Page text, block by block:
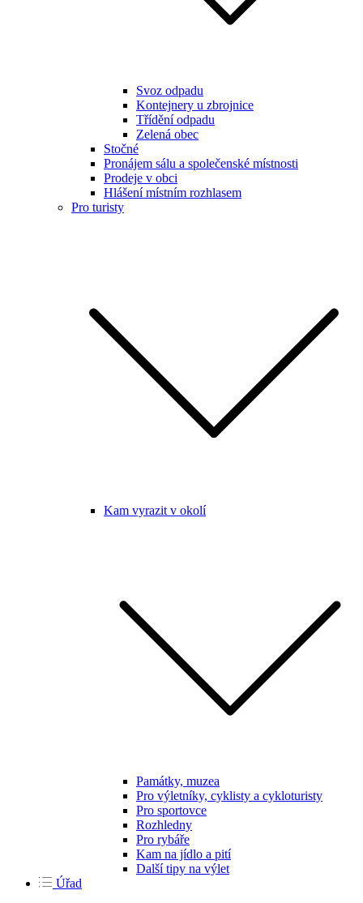
Svoz odpadu
Kontejnery u zbrojnice
Třídění odpadu
Zelená obec
Stočné
Pronájem sálu a společenské místnosti
Prodeje v obci
Hlášení místním rozhlasem
Pro turisty
Kam vyrazit v okolí
Památky, muzea
Pro výletníky, cyklisty a cykloturisty
Pro sportovce
Rozhledny
Pro rybáře
Kam na jídlo a pití
Další tipy na výlet
Úřad